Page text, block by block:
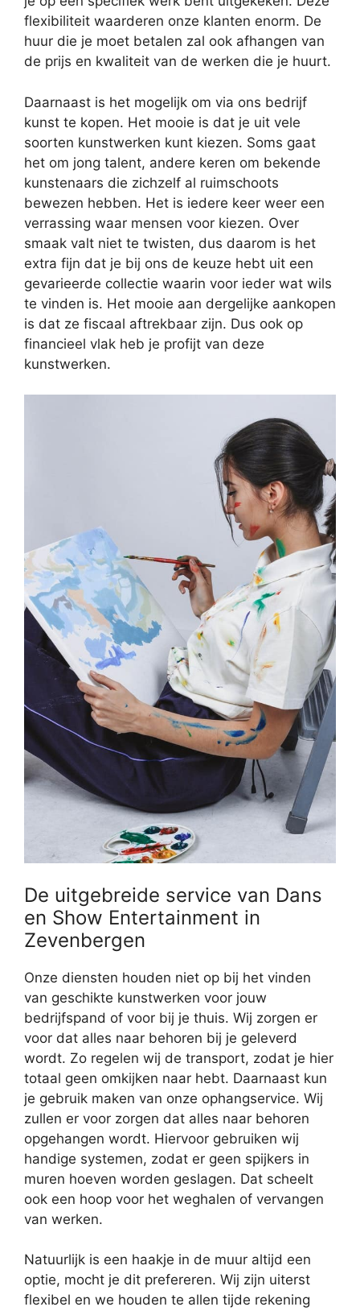
flexibiliteit waarderen onze klanten enorm. De
huur die je moet betalen zal ook afhangen van
de prijs en kwaliteit van de werken die je huurt.
Daarnaast is het mogelijk om via ons bedrijf
kunst te kopen. Het mooie is dat je uit vele
soorten kunstwerken kunt kiezen. Soms gaat
het om jong talent, andere keren om bekende
kunstenaars die zichzelf al ruimschoots
bewezen hebben. Het is iedere keer weer een
verrassing waar mensen voor kiezen. Over
smaak valt niet te twisten, dus daarom is het
extra fijn dat je bij ons de keuze hebt uit een
gevarieerde collectie waarin voor ieder wat wils
te vinden is. Het mooie aan dergelijke aankopen
is dat ze fiscaal aftrekbaar zijn. Dus ook op
financieel vlak heb je profijt van deze
kunstwerken.
De uitgebreide service van Dans
en Show Entertainment in
Zevenbergen
Onze diensten houden niet op bij het vinden
van geschikte kunstwerken voor jouw
bedrijfspand of voor bij je thuis. Wij zorgen er
voor dat alles naar behoren bij je geleverd
wordt. Zo regelen wij de transport, zodat je hier
totaal geen omkijken naar hebt. Daarnaast kun
je gebruik maken van onze ophangservice. Wij
zullen er voor zorgen dat alles naar behoren
opgehangen wordt. Hiervoor gebruiken wij
handige systemen, zodat er geen spijkers in
muren hoeven worden geslagen. Dat scheelt
ook een hoop voor het weghalen of vervangen
van werken.
Natuurlijk is een haakje in de muur altijd een
optie, mocht je dit prefereren. Wij zijn uiterst
flexibel en we houden te allen tijde rekening